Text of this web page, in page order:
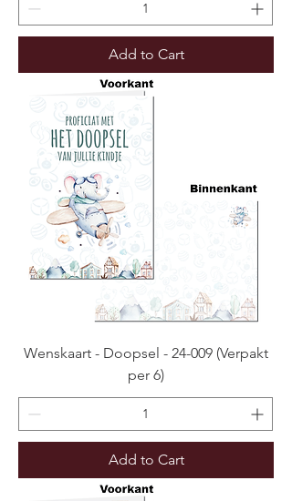
Add to Cart
Wenskaart - Doopsel - 24-009 (Verpakt
per 6)
Add to Cart